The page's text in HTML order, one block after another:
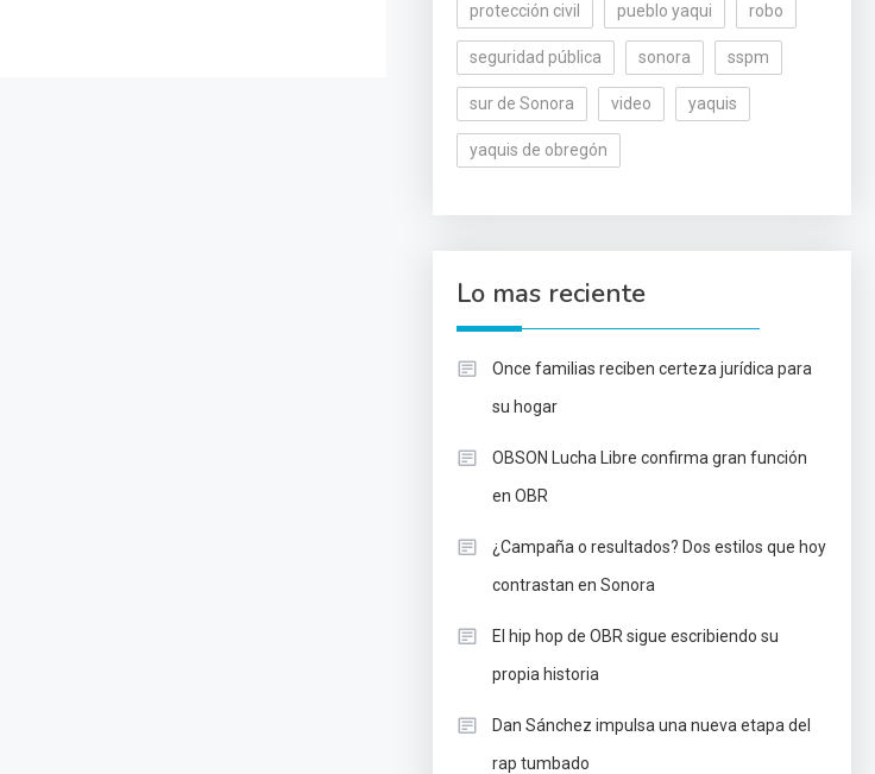
protección civil pueblo yaqui robo
seguridad pública sonora sspm
sur de Sonora video yaquis
yaquis de obregón
Lo mas reciente
Once familias reciben certeza jurídica para
su hogar
OBSON Lucha Libre confirma gran función
en OBR
¿Campaña o resultados? Dos estilos que hoy
contrastan en Sonora
El hip hop de OBR sigue escribiendo su
propia historia
Dan Sánchez impulsa una nueva etapa del
rap tumbado